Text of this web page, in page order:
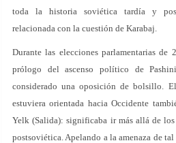
toda la historia soviética tardía y
relacionada con la cuestión de Karabaj.
Durante las elecciones parlamentarias
prólogo del ascenso político de
considerado una oposición de bolsillo.
estuviera orientada hacia Occidente
Yelk (Salida): significaba ir más allá de
postsoviética. Apelando a la amenaza de